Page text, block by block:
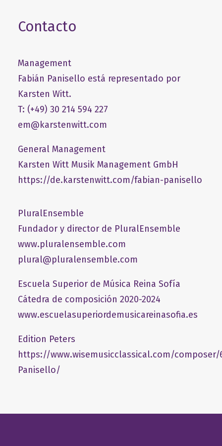
Contacto
Management
Fabián Panisello está representado por
Karsten Witt.
T: (+49) 30 214 594 227
em@karstenwitt.com
General Management
​Karsten Witt Musik Management GmbH​
https://de.karstenwitt.com/fabian-panisello
PluralEnsemble
Fundador y director de PluralEnsemble
www.pluralensemble.com
plural@pluralensemble.com
Escuela Superior de Música Reina Sofía
Cátedra de composición 2020-2024
www.escuelasuperiordemusicareinasofia.es
Edition Peters
https://www.wisemusicclassical.com/composer/
Panisello/